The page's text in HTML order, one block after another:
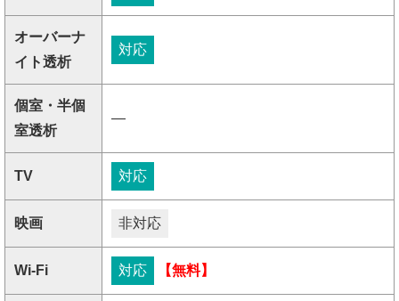
オーバーナ
イト透析
対応
個室・半個
室透析
―
TV 対応
映画 非対応
Wi-Fi 対応 【無料】